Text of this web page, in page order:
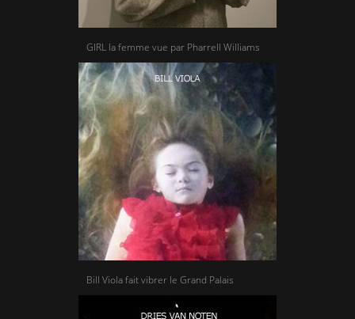
GIRL la femme vue par Pharrell Williams
Bill Viola fait vibrer le Grand Palais